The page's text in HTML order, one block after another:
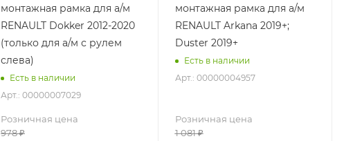
монтажная рамка для а/м
RENAULT Dokker 2012-2020
(только для а/м с рулем
слева)
Есть в наличии
Арт.: 00000007029
Розничная цена
978₽
монтажная рамка для а/м
RENAULT Arkana 2019+;
Duster 2019+
Есть в наличии
Арт.: 00000004957
Розничная цена
1 081₽